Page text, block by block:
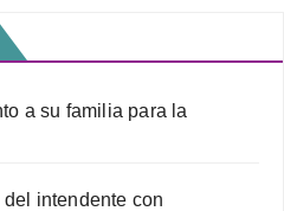
a su familia para la
intendente con